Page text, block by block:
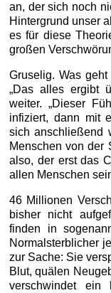
an, der sich noch
Hintergrund unser
es für diese
großen
Gruselig. Was
„Das alles ergibt
weiter. „Dieser
infiziert, dann mit
sich anschließend
Menschen von der
also, der erst das
allen Menschen
46 Millionen
bisher nicht
finden in
Normalsterblicher
zur Sache: Sie
Blut, quälen
verschwindet